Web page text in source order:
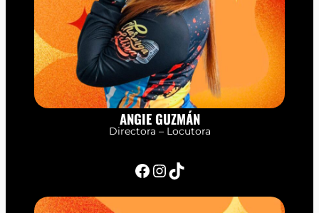
ANGIE GUZMÁN
Directora – Locutora
Facebook InstagramTikTok